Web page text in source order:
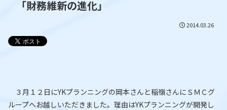
「財務維新の進化」
2014.03.26
３月１２日にYKプランニングの岡本さんと稲嶺さんにＳＭＣグ
ループへお越しいただきました。理由はYKプランニングが開発し